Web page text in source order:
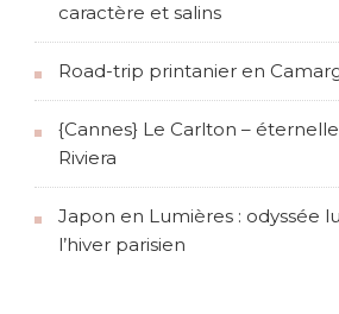
caractère et salins
Road-trip printanier en
{Cannes} Le Carlton –
Riviera
Japon en Lumières : odyssée
l’hiver parisien